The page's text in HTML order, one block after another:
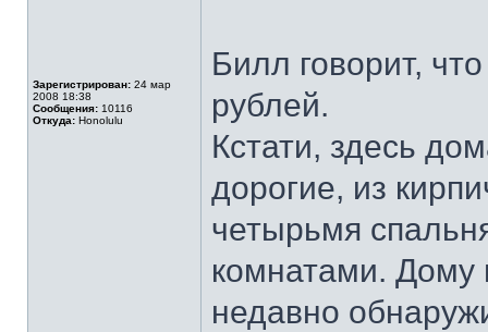
Зарегистрирован: 24 мар
2008 18:38
Сообщения: 10116
Откуда: Honolulu
Билл говорит,
рублей.
Кстати, здесь
дорогие, из
четырьмя
комнатами. Дому
недавно